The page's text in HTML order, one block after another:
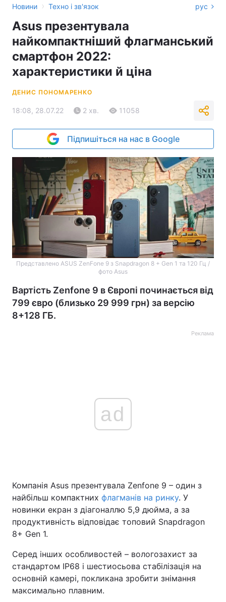
Новини › Техно і зв'язок рус
Asus презентувала
найкомпактніший флагманський
смартфон 2022:
характеристики й ціна
ДЕНИС ПОНОМАРЕНКО
18:08, 28.07.22 2 хв. 11058
Підпишіться на нас в Google
Представлено ASUS ZenFone 9 з Snapdragon 8 + Gen 1 та 120 Гц /
фото Asus
Вартість Zenfone 9 в Європі починається від
799 євро (близько 29 999 грн) за версію
8+128 ГБ.
Реклама
ad
Компанія Asus презентувала Zenfone 9 – один з
найбільш компактних флагманів на ринку. У
новинки екран з діагоналлю 5,9 дюйма, а за
продуктивність відповідає топовий Snapdragon
8+ Gen 1.
Серед інших особливостей – вологозахист за
стандартом IP68 і шестиосьова стабілізація на
основній камері, покликана зробити знімання
максимально плавним.